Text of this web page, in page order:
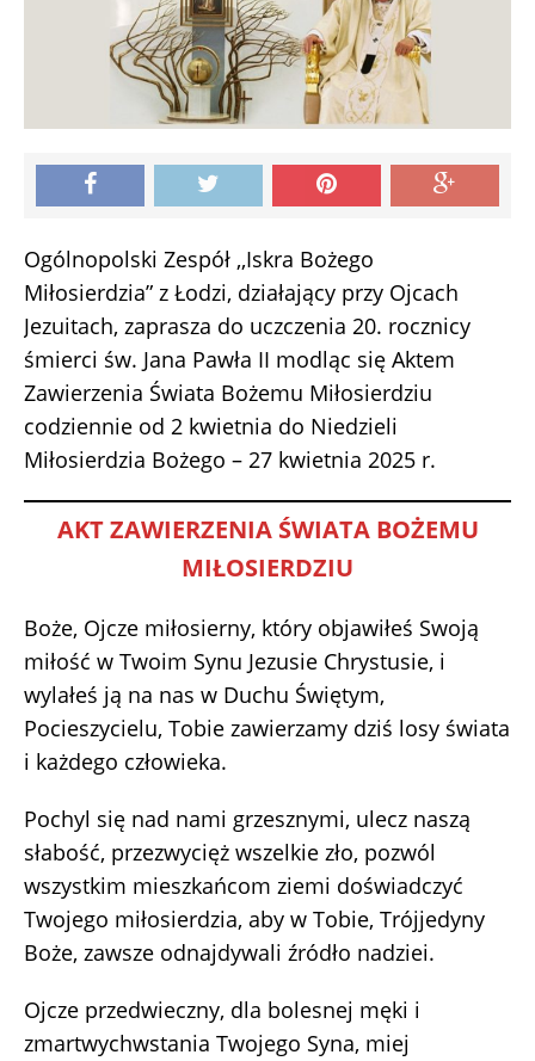
Ogólnopolski Zespół ,,Iskra Bożego
Miłosierdzia” z Łodzi, działający przy Ojcach
Jezuitach, zaprasza do uczczenia 20. rocznicy
śmierci św. Jana Pawła II modląc się Aktem
Zawierzenia Świata Bożemu Miłosierdziu
codziennie od 2 kwietnia do Niedzieli
Miłosierdzia Bożego – 27 kwietnia 2025 r.
AKT ZAWIERZENIA ŚWIATA BOŻEMU
MIŁOSIERDZIU
Boże, Ojcze miłosierny, który objawiłeś Swoją
miłość w Twoim Synu Jezusie Chrystusie, i
wylałeś ją na nas w Duchu Świętym,
Pocieszycielu, Tobie zawierzamy dziś losy świata
i każdego człowieka.
Pochyl się nad nami grzesznymi, ulecz naszą
słabość, przezwycięż wszelkie zło, pozwól
wszystkim mieszkańcom ziemi doświadczyć
Twojego miłosierdzia, aby w Tobie, Trójjedyny
Boże, zawsze odnajdywali źródło nadziei.
Ojcze przedwieczny, dla bolesnej męki i
zmartwychwstania Twojego Syna, miej